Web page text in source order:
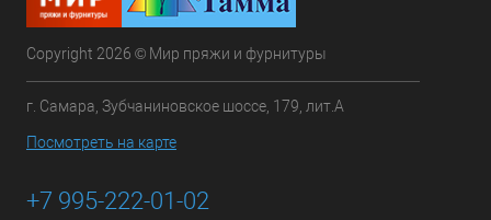
Copyright 2026 © Мир пряжи и фурнитуры
г. Самара, Зубчаниновское шоссе, 179, лит.А
Посмотреть на карте
+7 995-222-01-02